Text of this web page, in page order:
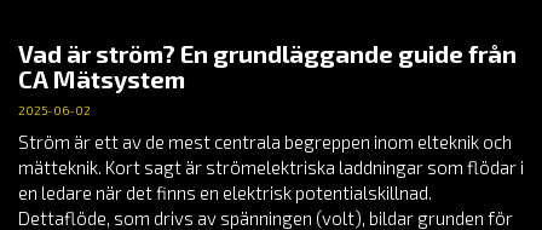
Vad är ström? En grundläggande guide från
CA Mätsystem
2025-06-02
Ström är ett av de mest centrala begreppen inom elteknik och
mätteknik. Kort sagt är strömelektriska laddningar som flödar i
en ledare när det finns en elektrisk potentialskillnad.
Dettaflöde, som drivs av spänningen (volt), bildar grunden för